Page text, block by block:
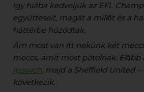
így hiába kedveljük az EFL
együtteseit, magát a miliőt és a
háttérbe húzódtak.
Ám most van itt nekünk két
meccs, amit most pótolnak. Előbb
Ipswich, majd a Sheffield United
következik.